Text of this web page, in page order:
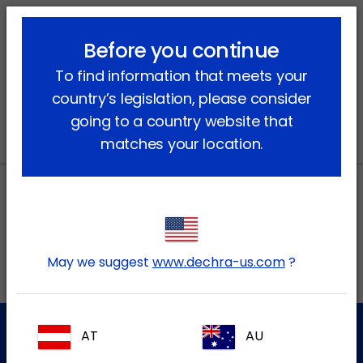
lock_outline search menu
Produits
Médicaments Nerfasin
Adresses locales au Canada
Before you continue
To find information that meets your
country’s legislation, please consider
going to a country website that
matches your location.
May we suggest www.dechra-us.com?
AT AU